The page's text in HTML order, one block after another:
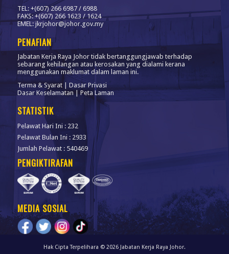
TEL: +(607) 266 6987 / 6988
FAKS: +(607) 266 1623 / 1624
EMEL: jkrjohor@johor.gov.my
PENAFIAN
Jabatan Kerja Raya Johor tidak bertanggungjawab terhadap
sebarang kehilangan atau kerosakan yang dialami kerana
menggunakan maklumat dalam laman ini.
Terma & Syarat| Dasar Privasi
Dasar Keselamatan | Peta Laman
STATISTIK
Pelawat Hari Ini : 232
Pelawat Bulan Ini : 2933
Jumlah Pelawat : 540469
PENGIKTIRAFAN
MEDIA SOSIAL
Hak Cipta Terpelihara © 2026 Jabatan Kerja Raya Johor.